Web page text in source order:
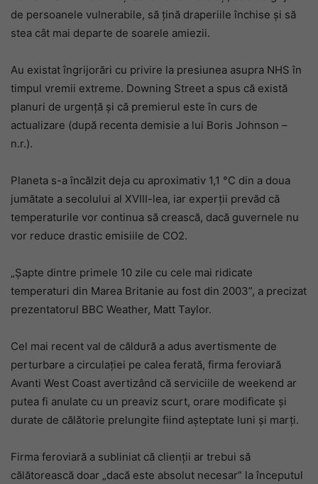
de persoanele vulnerabile, să țină draperiile închise și să
stea cât mai departe de soarele amiezii.
Au existat îngrijorări cu privire la presiunea asupra NHS în
timpul vremii extreme. Downing Street a spus că există
planuri de urgență și că premierul este în curs de
actualizare (după recenta demisie a lui Boris Johnson –
n.r.).
Planeta s-a încălzit deja cu aproximativ 1,1 °C din a doua
jumătate a secolului al XVIII-lea, iar experții prevăd că
temperaturile vor continua să crească, dacă guvernele nu
vor reduce drastic emisiile de CO2.
„Șapte dintre primele 10 zile cu cele mai ridicate
temperaturi din Marea Britanie au fost din 2003”, a precizat
prezentatorul BBC Weather, Matt Taylor.
Cel mai recent val de căldură a adus avertismente de
perturbare a circulației pe calea ferată, firma feroviară
Avanti West Coast avertizând că serviciile de weekend ar
putea fi anulate cu un preaviz scurt, orare modificate și
durate de călătorie prelungite fiind așteptate luni și marți.
Firma feroviară a subliniat că clienții ar trebui să
călătorească doar „dacă este absolut necesar” la începutul